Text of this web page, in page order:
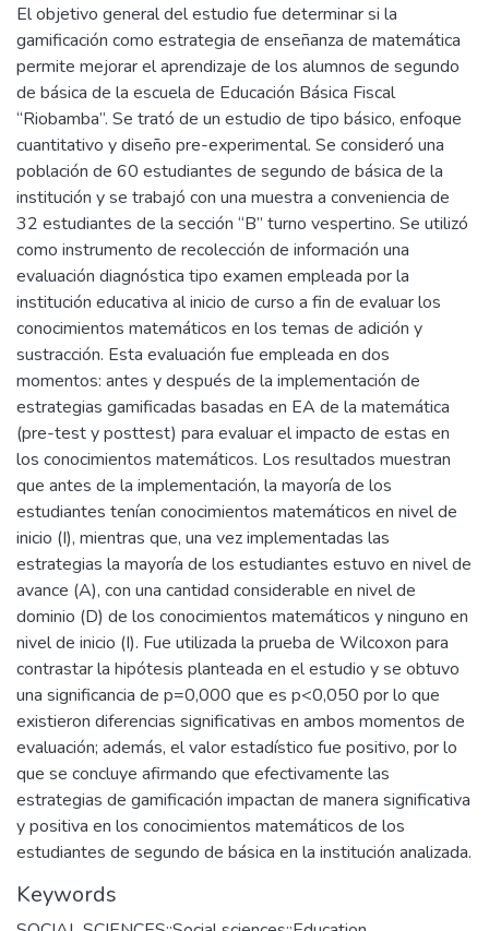
El objetivo general del estudio fue determinar si la
gamificación como estrategia de enseñanza de matemática
permite mejorar el aprendizaje de los alumnos de segundo
de básica de la escuela de Educación Básica Fiscal
“Riobamba”. Se trató de un estudio de tipo básico, enfoque
cuantitativo y diseño pre-experimental. Se consideró una
población de 60 estudiantes de segundo de básica de la
institución y se trabajó con una muestra a conveniencia de
32 estudiantes de la sección “B” turno vespertino. Se utilizó
como instrumento de recolección de información una
evaluación diagnóstica tipo examen empleada por la
institución educativa al inicio de curso a fin de evaluar los
conocimientos matemáticos en los temas de adición y
sustracción. Esta evaluación fue empleada en dos
momentos: antes y después de la implementación de
estrategias gamificadas basadas en EA de la matemática
(pre-test y posttest) para evaluar el impacto de estas en
los conocimientos matemáticos. Los resultados muestran
que antes de la implementación, la mayoría de los
estudiantes tenían conocimientos matemáticos en nivel de
inicio (I), mientras que, una vez implementadas las
estrategias la mayoría de los estudiantes estuvo en nivel de
avance (A), con una cantidad considerable en nivel de
dominio (D) de los conocimientos matemáticos y ninguno en
nivel de inicio (I). Fue utilizada la prueba de Wilcoxon para
contrastar la hipótesis planteada en el estudio y se obtuvo
una significancia de p=0,000 que es p<0,050 por lo que
existieron diferencias significativas en ambos momentos de
evaluación; además, el valor estadístico fue positivo, por lo
que se concluye afirmando que efectivamente las
estrategias de gamificación impactan de manera significativa
y positiva en los conocimientos matemáticos de los
estudiantes de segundo de básica en la institución analizada.
Keywords